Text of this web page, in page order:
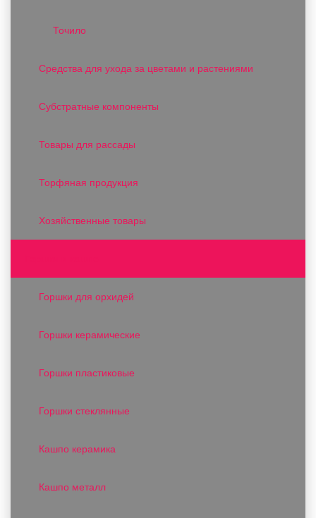
Точило
Средства для ухода за цветами и растениями
Субстратные компоненты
Товары для рассады
Торфяная продукция
Хозяйственные товары
Горшки для орхидей
Горшки керамические
Горшки пластиковые
Горшки стеклянные
Кашпо керамика
Кашпо металл